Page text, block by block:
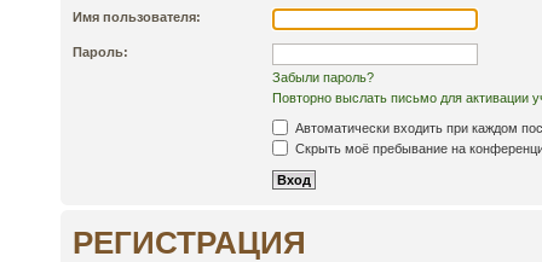
Имя пользователя:
Пароль:
Забыли пароль?
Повторно выслать письмо для активации
Автоматически входить при каждом
Скрыть моё пребывание на
РЕГИСТРАЦИЯ